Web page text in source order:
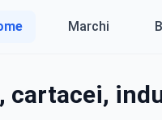
Marchi
cartacei,